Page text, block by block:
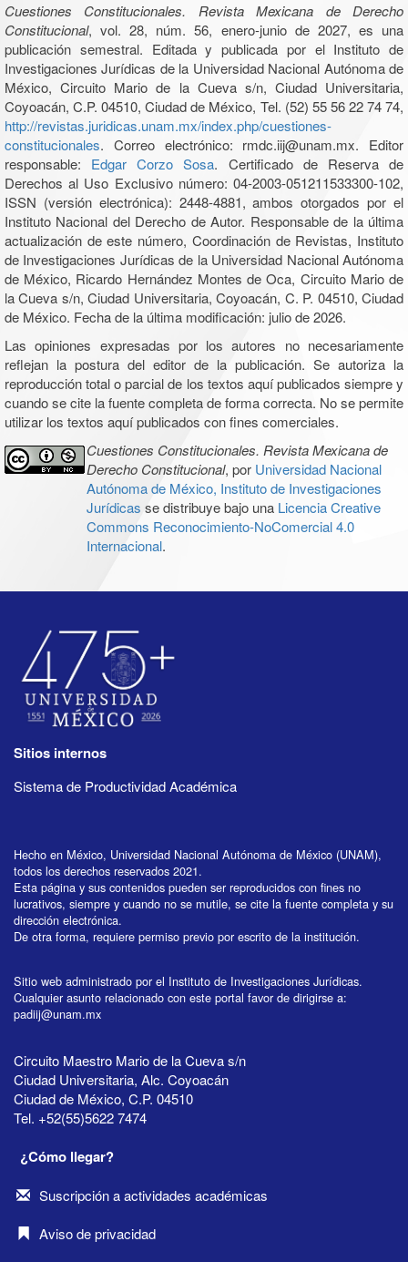
Cuestiones Constitucionales. Revista Mexicana de Derecho
Constitucional, vol. 28, núm. 56, enero-junio de 2027, es una
publicación semestral. Editada y publicada por el Instituto de
Investigaciones Jurídicas de la Universidad Nacional Autónoma de
México, Circuito Mario de la Cueva s/n, Ciudad Universitaria,
Coyoacán, C.P. 04510, Ciudad de México, Tel. (52) 55 56 22 74 74,
http://revistas.juridicas.unam.mx/index.php/cuestiones-
constitucionales. Correo electrónico: rmdc.iij@unam.mx. Editor
responsable: Edgar Corzo Sosa. Certificado de Reserva de
Derechos al Uso Exclusivo número: 04-2003-051211533300-102,
ISSN (versión electrónica): 2448-4881, ambos otorgados por el
Instituto Nacional del Derecho de Autor. Responsable de la última
actualización de este número, Coordinación de Revistas, Instituto
de Investigaciones Jurídicas de la Universidad Nacional Autónoma
de México, Ricardo Hernández Montes de Oca, Circuito Mario de
la Cueva s/n, Ciudad Universitaria, Coyoacán, C. P. 04510, Ciudad
de México. Fecha de la última modificación: julio de 2026.
Las opiniones expresadas por los autores no necesariamente
reflejan la postura del editor de la publicación. Se autoriza la
reproducción total o parcial de los textos aquí publicados siempre y
cuando se cite la fuente completa de forma correcta. No se permite
utilizar los textos aquí publicados con fines comerciales.
Cuestiones Constitucionales. Revista Mexicana de
Derecho Constitucional, por Universidad Nacional
Autónoma de México, Instituto de Investigaciones
Jurídicas se distribuye bajo una Licencia Creative
Commons Reconocimiento-NoComercial 4.0
Internacional.
Sitios internos
Sistema de Productividad Académica
Hecho en México, Universidad Nacional Autónoma de México (UNAM),
todos los derechos reservados 2021.
Esta página y sus contenidos pueden ser reproducidos con fines no
lucrativos, siempre y cuando no se mutile, se cite la fuente completa y su
dirección electrónica.
De otra forma, requiere permiso previo por escrito de la institución.
Sitio web administrado por el Instituto de Investigaciones Jurídicas.
Cualquier asunto relacionado con este portal favor de dirigirse a:
padiij@unam.mx
Circuito Maestro Mario de la Cueva s/n
Ciudad Universitaria, Alc. Coyoacán
Ciudad de México, C.P. 04510
Tel. +52(55)5622 7474
¿Cómo llegar?
Suscripción a actividades académicas
Aviso de privacidad